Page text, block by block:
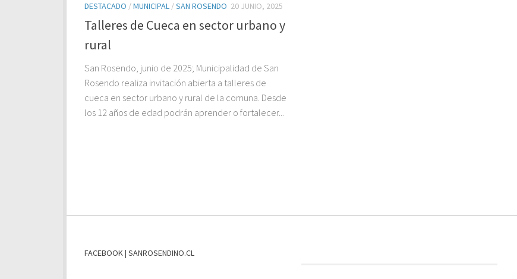
DESTACADO /MUNICIPAL /SAN ROSENDO 20 JUNIO, 2025
Talleres de Cueca en sector urbano y
rural
San Rosendo, junio de 2025; Municipalidad de San
Rosendo realiza invitación abierta a talleres de
cueca en sector urbano y rural de la comuna. Desde
los 12 años de edad podrán aprender o fortalecer...
FACEBOOK | SANROSENDINO.CL